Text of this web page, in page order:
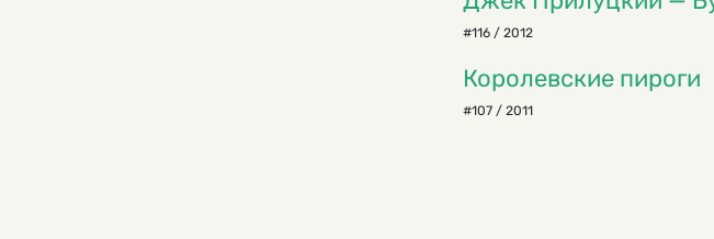
#116 / 2012
Королевские пироги
#107 / 2011